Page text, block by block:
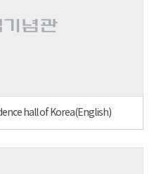
hall of Korea(English)